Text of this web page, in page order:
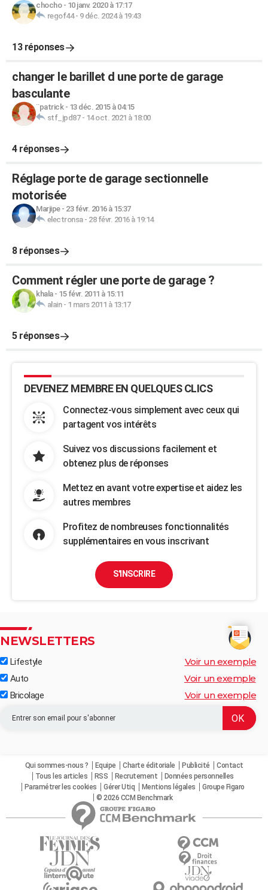
chocho- 10 janv. 2020 à 17:17
regof44- 9 déc. 2024 à 19:43
13 réponses
changer le barillet d une porte de garage
basculante
¨patrick- 13 déc. 2015 à 04:15
stf_jpd87- 14 oct. 2021 à 18:00
4 réponses
Réglage porte de garage sectionnelle
motorisée
Marjipe- 23 févr. 2016 à 15:37
electronsa- 28 févr. 2016 à 19:14
8 réponses
Comment régler une porte de garage ?
khala- 15 févr. 2011 à 15:11
alain- 1 mars 2011 à 13:17
5 réponses
DEVENEZ MEMBRE EN QUELQUES CLICS
Connectez-vous simplement avec ceux qui
partagent vos intérêts
Suivez vos discussions facilement et
obtenez plus de réponses
Mettez en avant votre expertise et aidez les
autres membres
Profitez de nombreuses fonctionnalités
supplémentaires en vous inscrivant
S'INSCRIRE
NEWSLETTERS
Lifestyle Voir un exemple
Auto Voir un exemple
Bricolage Voir un exemple
Qui sommes-nous ? Equipe Charte éditoriale Publicité
Contact
Tous les articles
RSS Recrutement
Données personnelles
Paramétrer les cookies
Gérer Utiq Mentions légales
Groupe Figaro
© 2026 CCM Benchmark